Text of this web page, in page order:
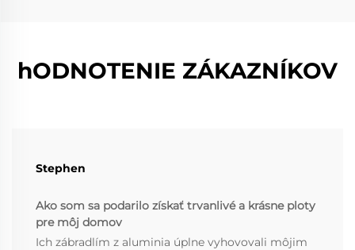
hODNOTENIE ZÁKAZNÍKOV
Stephen
Ako som sa podarilo získať trvanlivé a krásne ploty
pre môj domov
Ich zábradlím z aluminia úplne vyhovovali môjim